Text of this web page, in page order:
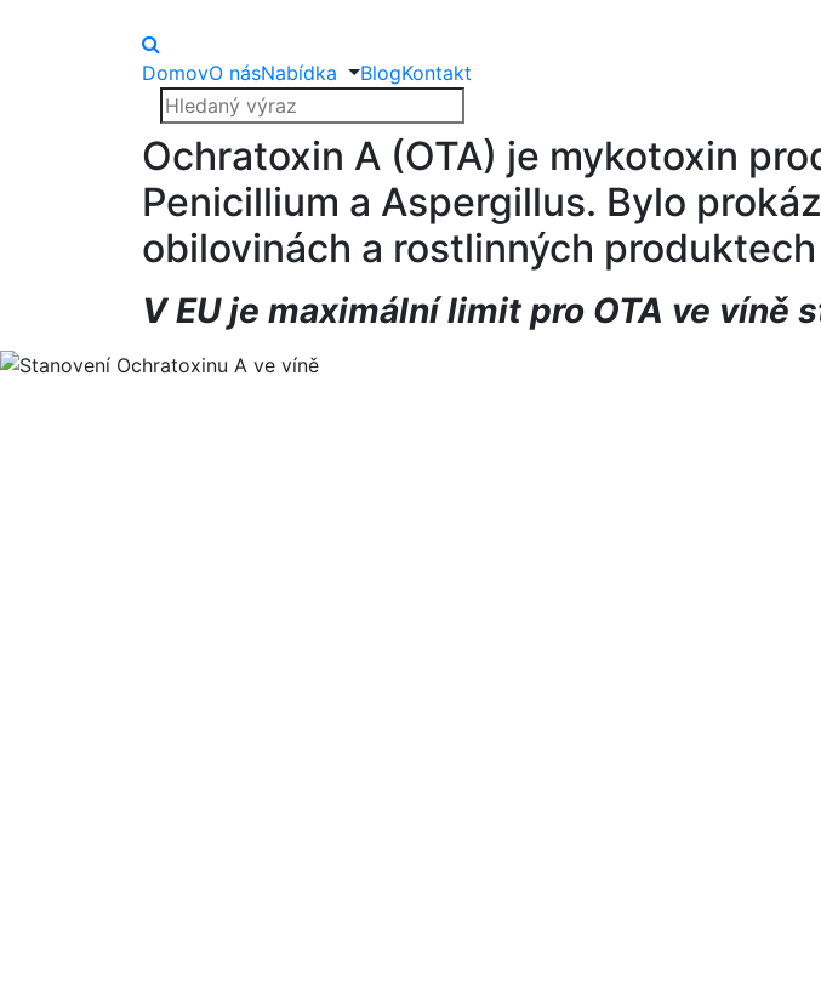
DomovO násNabídka BlogKontakt
Ochratoxin A (OTA) je mykotoxin
Penicillium a Aspergillus. Bylo
obilovinách a rostlinných
V EU je maximální limit pro OTA ve